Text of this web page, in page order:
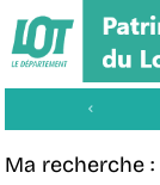
Aller
au
menu
Aller
au
contenu
Aller
la
Ma recherche :